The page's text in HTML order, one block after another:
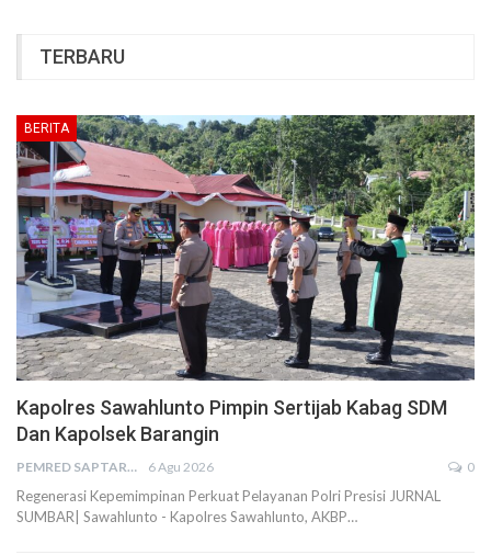
TERBARU
BERITA
Kapolres Sawahlunto Pimpin Sertijab Kabag SDM
Dan Kapolsek Barangin
PEMRED SAPTARIUS 6 Agu 2026 0
Regenerasi Kepemimpinan Perkuat Pelayanan Polri Presisi JURNAL
SUMBAR| Sawahlunto - Kapolres Sawahlunto, AKBP…